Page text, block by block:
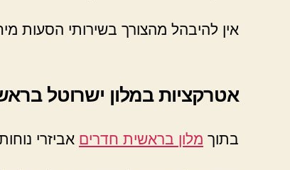
אין להיבהל מהצורך בשירותי הסעות
אטרקציות במלון ישרוטל
בתוך מלון בראשית חדרים אביזרי